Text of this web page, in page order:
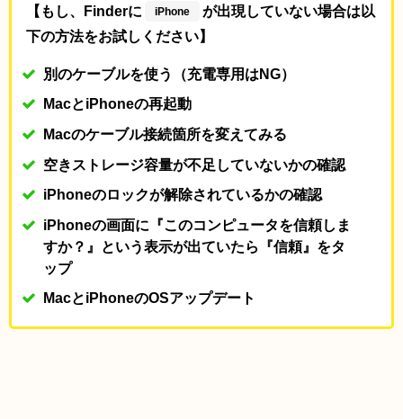
【もし、Finderに iPhone
が出現していない場合は以
下の方法をお試しください】
別のケーブルを使う（充電専用はNG）
MacとiPhoneの再起動
Macのケーブル接続箇所を変えてみる
空きストレージ容量が不足していないかの確認
iPhoneのロックが解除されているかの確認
iPhoneの画面に『このコンピュータを信頼しま
すか？』という表示が出ていたら『信頼』をタ
ップ
MacとiPhoneのOSアップデート